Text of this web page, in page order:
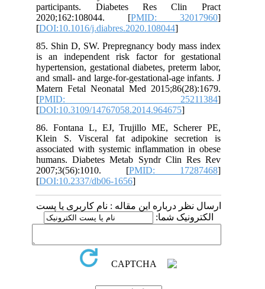
participants. Diabetes Res Clin Pract
2020;162:108044. [PMID: 32017960
[DOI:10.1016/j.diabres.2020.108044
85. Shin D, SW. Prepregnancy body mass index
is an independent risk factor for gestational
hypertension, gestational diabetes, preterm labor,
and small- and large-for-gestational-age infants. J
Matern Fetal Neonatal Med 2015;86(28):1679.
[PMID: 25211384
[DOI:10.3109/14767058.2014.964675
86. Fontana L, EJ, Trujillo ME, Scherer PE,
Klein S. Visceral fat adipokine secretion is
associated with systemic inflammation in obese
humans. Diabetes Metab Syndr Clin Res Rev
2007;3(56):1010. [PMID: 17287468
[DOI:10.2337/db06-1656
ارسال نظر درباره این مقاله : نام کاربری یا پست
الکترونیک شما: